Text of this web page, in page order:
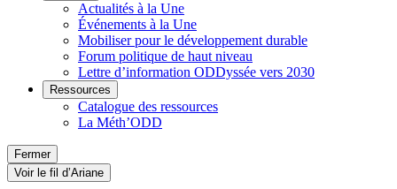
Actualités à la Une
Événements à la Une
Mobiliser pour le développement durable
Forum politique de haut niveau
Lettre d’information ODDyssée vers 2030
Ressources
Catalogue des ressources
La Méth’ODD
Fermer
Voir le fil d’Ariane